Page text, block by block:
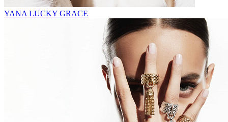
YANA LUCKY GRACE